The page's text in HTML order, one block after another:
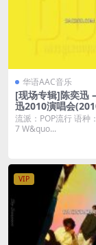
华语AAC音乐
[现场专辑]陈奕迅
迅2010演唱会
Plus M4A]
流派：POP流行 语种
7 W&quo...
VIP